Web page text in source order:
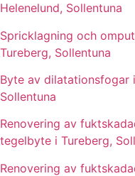
Helenelund, Sollentuna
Spricklagning och
Tureberg, Sollentuna
Byte av dilatationsfogar
Sollentuna
Renovering av
tegelbyte i Tureberg,
Renovering av